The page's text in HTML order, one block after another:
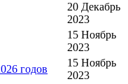
20 Декабрь
2023
15 Ноябрь
2023
годов
15 Ноябрь
2023